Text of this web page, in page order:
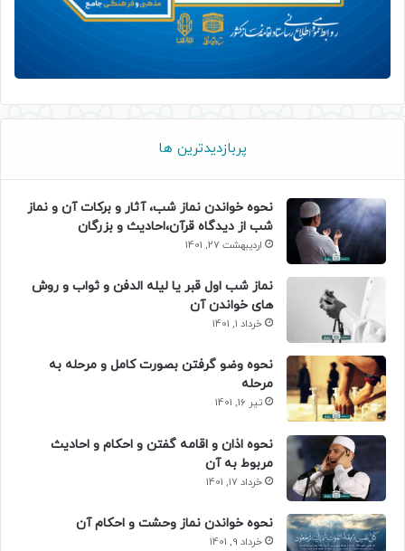
پربازدیدترین ها
نحوه خواندن نماز شب، آثار و برکات آن و نماز
شب از دیدگاه قرآن،احادیث و بزرگان
اردیبهشت 27, 1401
نماز شب اول قبر یا لیله الدفن و ثواب و روش
های خواندن آن
خرداد 1, 1401
نحوه وضو گرفتن بصورت کامل و مرحله به
مرحله
تیر 16, 1401
نحوه اذان و اقامه گفتن و احکام و احادیث
مربوط به آن
خرداد 17, 1401
نحوه خواندن نماز وحشت و احکام آن
خرداد 9, 1401